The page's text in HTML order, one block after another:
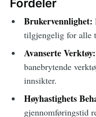
Fordeler
Brukervennlighet:
tilgjengelig for alle
Avanserte Verktøy:
banebrytende
innsikter.
Høyhastighets
gjennomføringstid